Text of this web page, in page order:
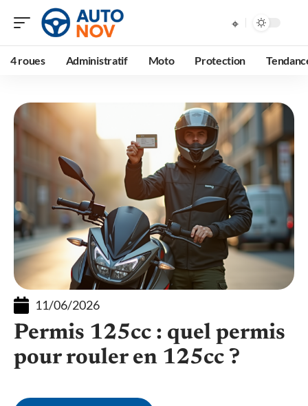
4 roues Administratif Moto Protection
11/06/2026
Permis 125cc : quel permis
pour rouler en 125cc ?